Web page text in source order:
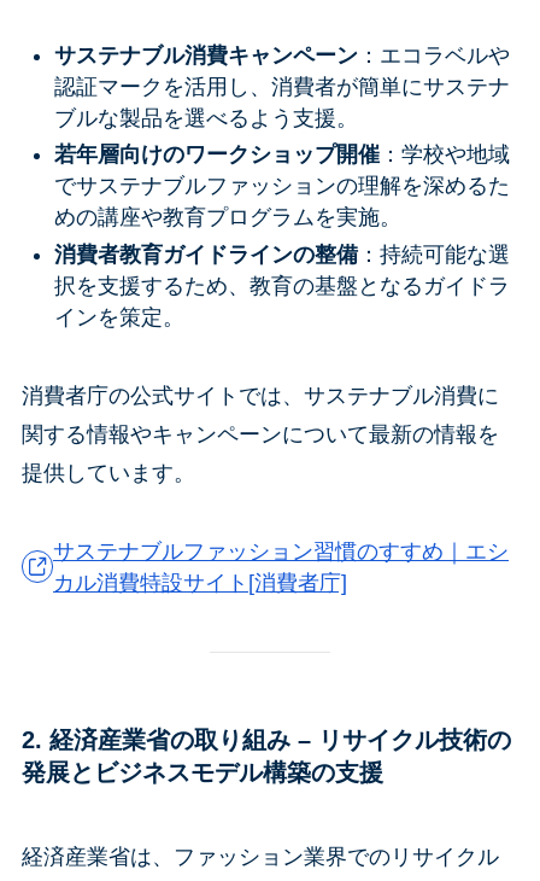
サステナブル消費キャンペーン：エコラベルや
認証マークを活用し、消費者が簡単にサステナ
ブルな製品を選べるよう支援。
若年層向けのワークショップ開催：学校や地域
でサステナブルファッションの理解を深めるた
めの講座や教育プログラムを実施。
消費者教育ガイドラインの整備：持続可能な選
択を支援するため、教育の基盤となるガイドラ
インを策定。
消費者庁の公式サイトでは、サステナブル消費に
関する情報やキャンペーンについて最新の情報を
提供しています。
サステナブルファッション習慣のすすめ｜エシ
カル消費特設サイト[消費者庁]
2. 経済産業省の取り組み – リサイクル技術の
発展とビジネスモデル構築の支援
経済産業省は、ファッション業界でのリサイクル